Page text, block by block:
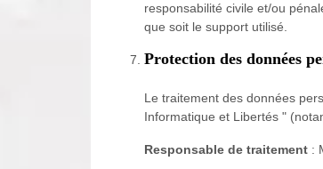
responsabilité civile et/ou
que soit le support utilisé.
Protection des données
Le traitement des données
Informatique et Libertés "
Responsable de traitement :